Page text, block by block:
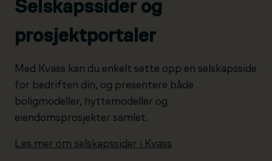
Selskapssider og
prosjektportaler
Med Kvass kan du enkelt sette opp en selskapsside
for bedriften din, og presentere både
boligmodeller, hyttemodeller og
eiendomsprosjekter samlet.
Les mer om selskapssider i Kvass